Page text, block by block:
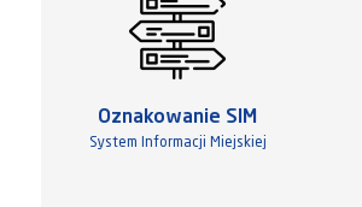
Oznakowanie SIM
System Informacji Miejskiej